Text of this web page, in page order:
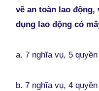
về an toàn lao
dụng lao động có
a. 7 nghĩa vụ, 5 quyền
b. 7 nghĩa vụ, 4 quyền